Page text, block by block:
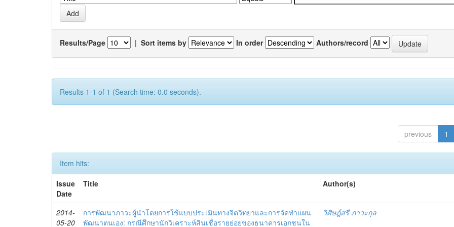
Results/Page | Sort items by In order Authors/record
Results 1-1 of 1 (Search time: 0.0 seconds).
previous 1
Item hits:
Issue
Date
Title Author(s)
2014-
05-20
การพัฒนาภาวะผู้นำโดยการใช้แบบประเมินทางจิตวิทยาและการจัดทำแผน
พัฒนาตนเอง: กรณีศึกษานักวิเคราะห์สินเชื่อรายย่อยของธนาคารเอกชนใน
วิศิษฎ์สรี ภาวะกุล